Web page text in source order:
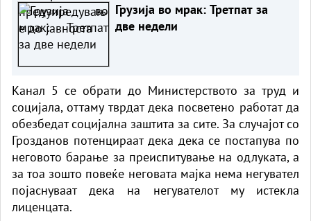
Грузија во мрак: Третпат за
две недели
Канал 5 се обрати до Министерството за труд и
социјала, оттаму тврдат дека посветено работат да
обезбедат социјална заштита за сите. За случајот со
Грозданов потенцираат дека дека се постапува по
неговото барање за преиспитување на одлуката, а
за тоа зошто повеќе неговата мајка нема негувател
појаснуваат дека на негувателот му истекла
лиценцата.